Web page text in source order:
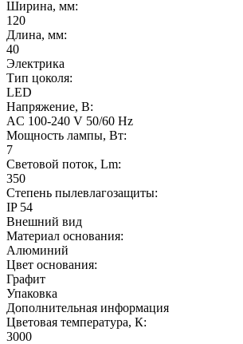
Ширина, мм:
120
Длина, мм:
40
Электрика
Тип цоколя:
LED
Напряжение, В:
AC 100-240 V 50/60 Hz
Мощность лампы, Вт:
7
Световой поток, Lm:
350
Степень пылевлагозащиты:
IP 54
Внешний вид
Материал основания:
Алюминий
Цвет основания:
Графит
Упаковка
Дополнительная информация
Цветовая температура, К:
3000